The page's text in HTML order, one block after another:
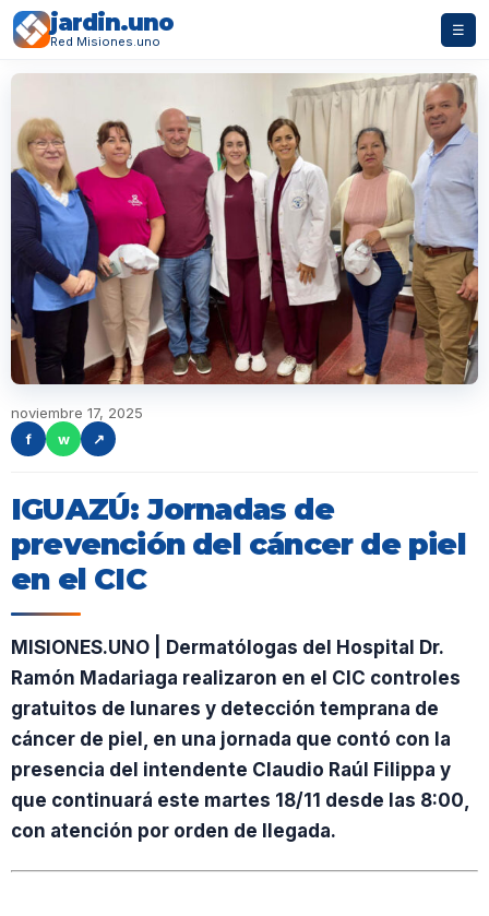
jardin.uno
Red Misiones.uno
☰
noviembre 17, 2025
f
w ↗
IGUAZÚ: Jornadas de
prevención del cáncer de piel
en el CIC
MISIONES.UNO | Dermatólogas del Hospital Dr.
Ramón Madariaga realizaron en el CIC controles
gratuitos de lunares y detección temprana de
cáncer de piel, en una jornada que contó con la
presencia del intendente Claudio Raúl Filippa y
que continuará este martes 18/11 desde las 8:00,
con atención por orden de llegada.